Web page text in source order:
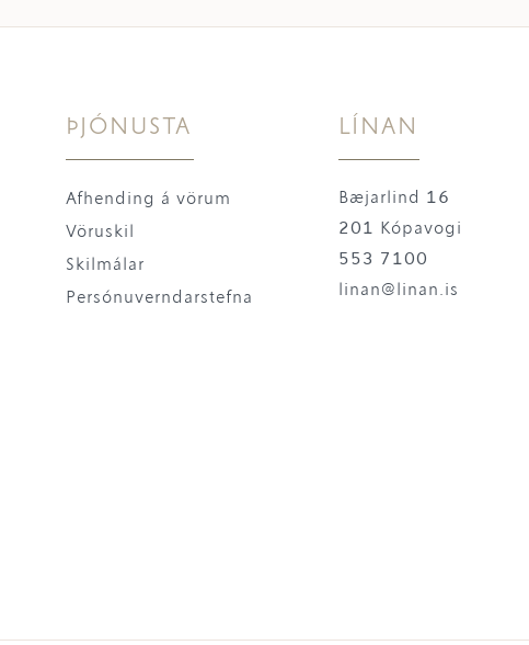
ÞJÓNUSTA
Afhending á vörum
Vöruskil
Skilmálar
Persónuverndarstefna
LÍNAN
Bæjarlind 16
201 Kópavogi
553 7100
linan@linan.is